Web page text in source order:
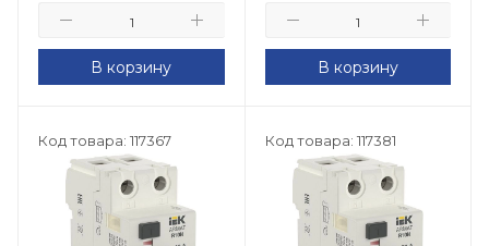
В корзину В корзину
Код товара: 117367 Код товара: 117381